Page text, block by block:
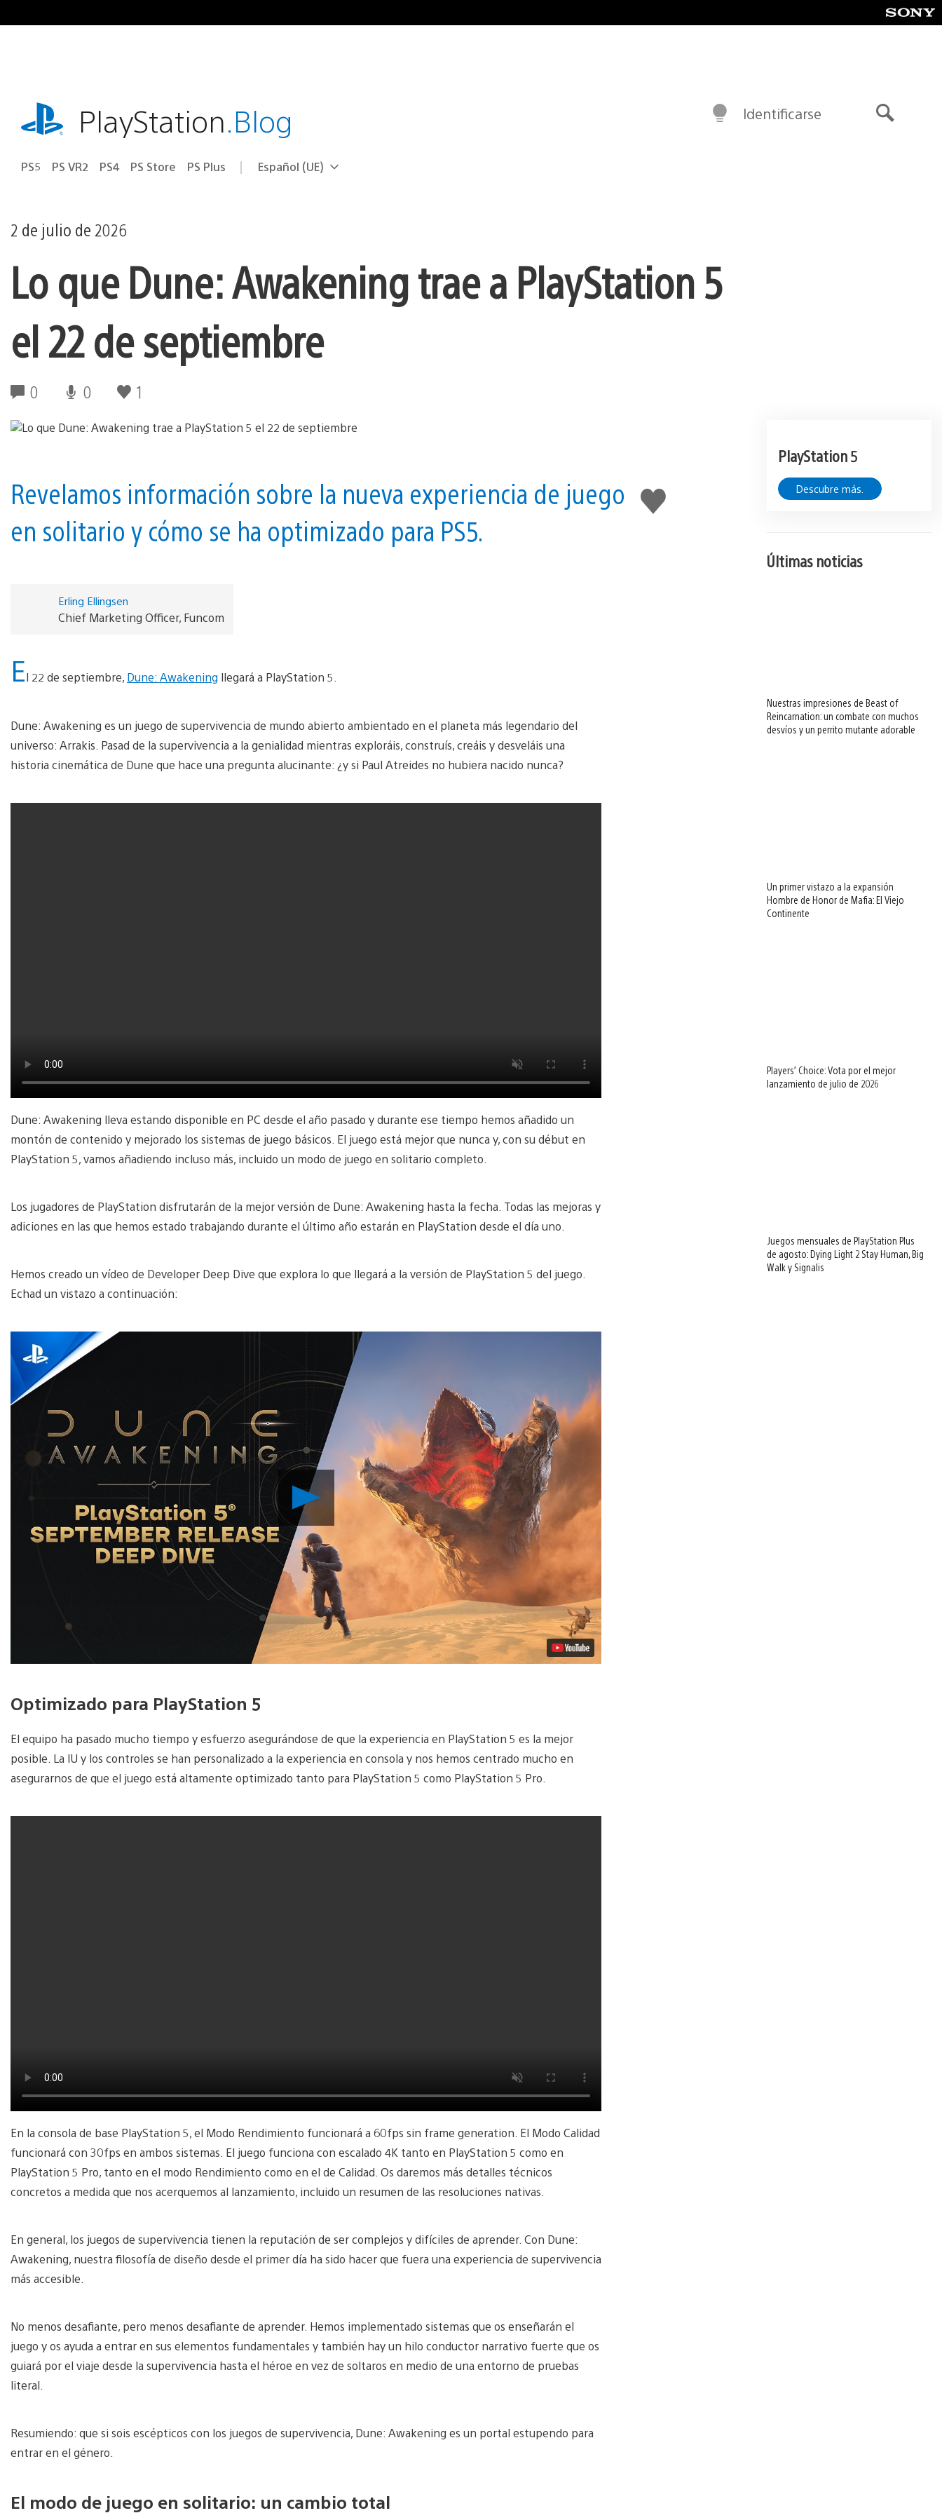
al
playstation.comPlayStation.Blog
PS5 PS VR2 PS4 PS Store PS Plus Selecciona
Región
Español (UE)
Identificarse
2 de julio de 2026
Lo que Dune: Awakening trae a PlayStation 5
el 22 de septiembre
0 0 1
Me
gusta
esto
Revelamos información sobre la nueva experiencia de juego
en solitario y cómo se ha optimizado para PS5.
Erling Ellingsen
Chief Marketing Officer, Funcom
El 22 de septiembre, Dune: Awakening llegará a PlayStation 5.
Dune: Awakening es un juego de supervivencia de mundo abierto ambientado en el planeta más legendario del
universo: Arrakis. Pasad de la supervivencia a la genialidad mientras exploráis, construís, creáis y desveláis una
historia cinemática de Dune que hace una pregunta alucinante: ¿y si Paul Atreides no hubiera nacido nunca?
Dune: Awakening lleva estando disponible en PC desde el año pasado y durante ese tiempo hemos añadido un
montón de contenido y mejorado los sistemas de juego básicos. El juego está mejor que nunca y, con su début en
PlayStation 5, vamos añadiendo incluso más, incluido un modo de juego en solitario completo.
Los jugadores de PlayStation disfrutarán de la mejor versión de Dune: Awakening hasta la fecha. Todas las mejoras y
adiciones en las que hemos estado trabajando durante el último año estarán en PlayStation desde el día uno.
Hemos creado un vídeo de Developer Deep Dive que explora lo que llegará a la versión de PlayStation 5 del juego.
Echad un vistazo a continuación:
Reproducir
vídeo
Optimizado para PlayStation 5
El equipo ha pasado mucho tiempo y esfuerzo asegurándose de que la experiencia en PlayStation 5 es la mejor
posible. La IU y los controles se han personalizado a la experiencia en consola y nos hemos centrado mucho en
asegurarnos de que el juego está altamente optimizado tanto para PlayStation 5 como PlayStation 5 Pro.
En la consola de base PlayStation 5, el Modo Rendimiento funcionará a 60fps sin frame generation. El Modo Calidad
funcionará con 30fps en ambos sistemas. El juego funciona con escalado 4K tanto en PlayStation 5 como en
PlayStation 5 Pro, tanto en el modo Rendimiento como en el de Calidad. Os daremos más detalles técnicos
concretos a medida que nos acerquemos al lanzamiento, incluido un resumen de las resoluciones nativas.
En general, los juegos de supervivencia tienen la reputación de ser complejos y difíciles de aprender. Con Dune:
Awakening, nuestra filosofía de diseño desde el primer día ha sido hacer que fuera una experiencia de supervivencia
más accesible.
No menos desafiante, pero menos desafiante de aprender. Hemos implementado sistemas que os enseñarán el
juego y os ayuda a entrar en sus elementos fundamentales y también hay un hilo conductor narrativo fuerte que os
guiará por el viaje desde la supervivencia hasta el héroe en vez de soltaros en medio de una entorno de pruebas
literal.
Resumiendo: que si sois escépticos con los juegos de supervivencia, Dune: Awakening es un portal estupendo para
entrar en el género.
El modo de juego en solitario: un cambio total
PlayStation 5
Descubre más.
Últimas noticias
Nuestras impresiones de Beast of
Reincarnation: un combate con muchos
desvíos y un perrito mutante adorable
Un primer vistazo a la expansión
Hombre de Honor de Mafia: El Viejo
Continente
Players’ Choice: Vota por el mejor
lanzamiento de julio de 2026
Juegos mensuales de PlayStation Plus
de agosto: Dying Light 2 Stay Human, Big
Walk y Signalis